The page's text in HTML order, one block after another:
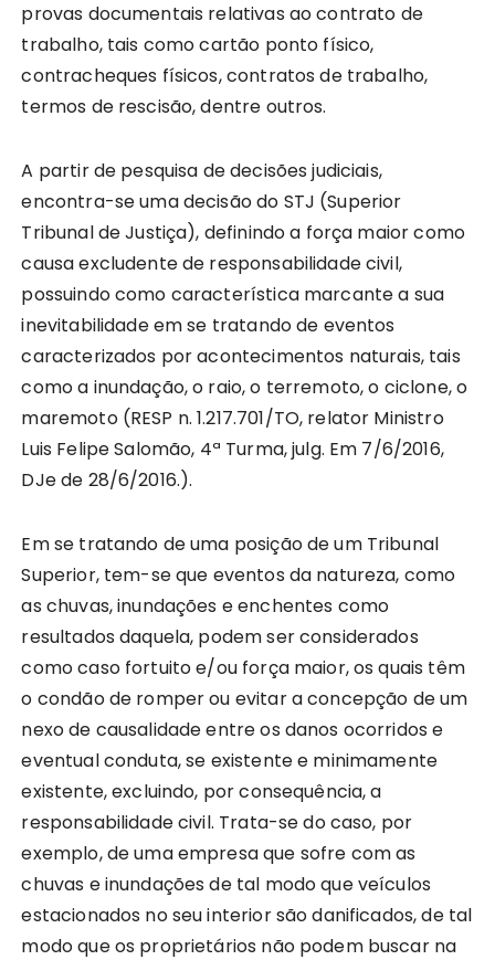
provas documentais relativas ao contrato de
trabalho, tais como cartão ponto físico,
contracheques físicos, contratos de trabalho,
termos de rescisão, dentre outros.
A partir de pesquisa de decisões judiciais,
encontra-se uma decisão do STJ (Superior
Tribunal de Justiça), definindo a força maior como
causa excludente de responsabilidade civil,
possuindo como característica marcante a sua
inevitabilidade em se tratando de eventos
caracterizados por acontecimentos naturais, tais
como a inundação, o raio, o terremoto, o ciclone, o
maremoto (RESP n. 1.217.701/TO, relator Ministro
Luis Felipe Salomão, 4ª Turma, julg. Em 7/6/2016,
DJe de 28/6/2016.).
Em se tratando de uma posição de um Tribunal
Superior, tem-se que eventos da natureza, como
as chuvas, inundações e enchentes como
resultados daquela, podem ser considerados
como caso fortuito e/ou força maior, os quais têm
o condão de romper ou evitar a concepção de um
nexo de causalidade entre os danos ocorridos e
eventual conduta, se existente e minimamente
existente, excluindo, por consequência, a
responsabilidade civil. Trata-se do caso, por
exemplo, de uma empresa que sofre com as
chuvas e inundações de tal modo que veículos
estacionados no seu interior são danificados, de tal
modo que os proprietários não podem buscar na